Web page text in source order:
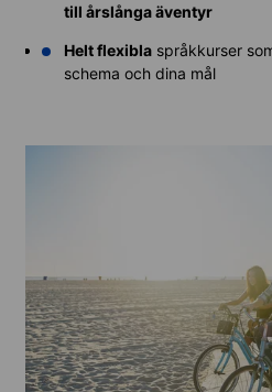
till årslånga äventyr
Helt flexibla språkkurser
schema och dina mål